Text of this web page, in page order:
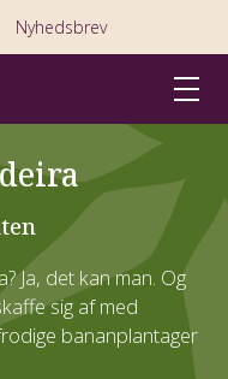
Nyhedsbrev
Ja, det kan man. Og
sig af med
bananplantager